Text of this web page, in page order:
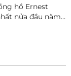
hồ Ernest
nửa đầu năm